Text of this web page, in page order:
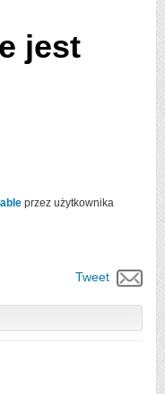
jest
przez użytkownika
Tweet